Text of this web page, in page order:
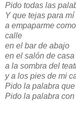
Pido todas las
Y que tejas para
a empaparme
calle
en el bar de abajo
en el salón de casa
a la sombra del
y a los pies de mi
Pido la palabra
Pido la palabra